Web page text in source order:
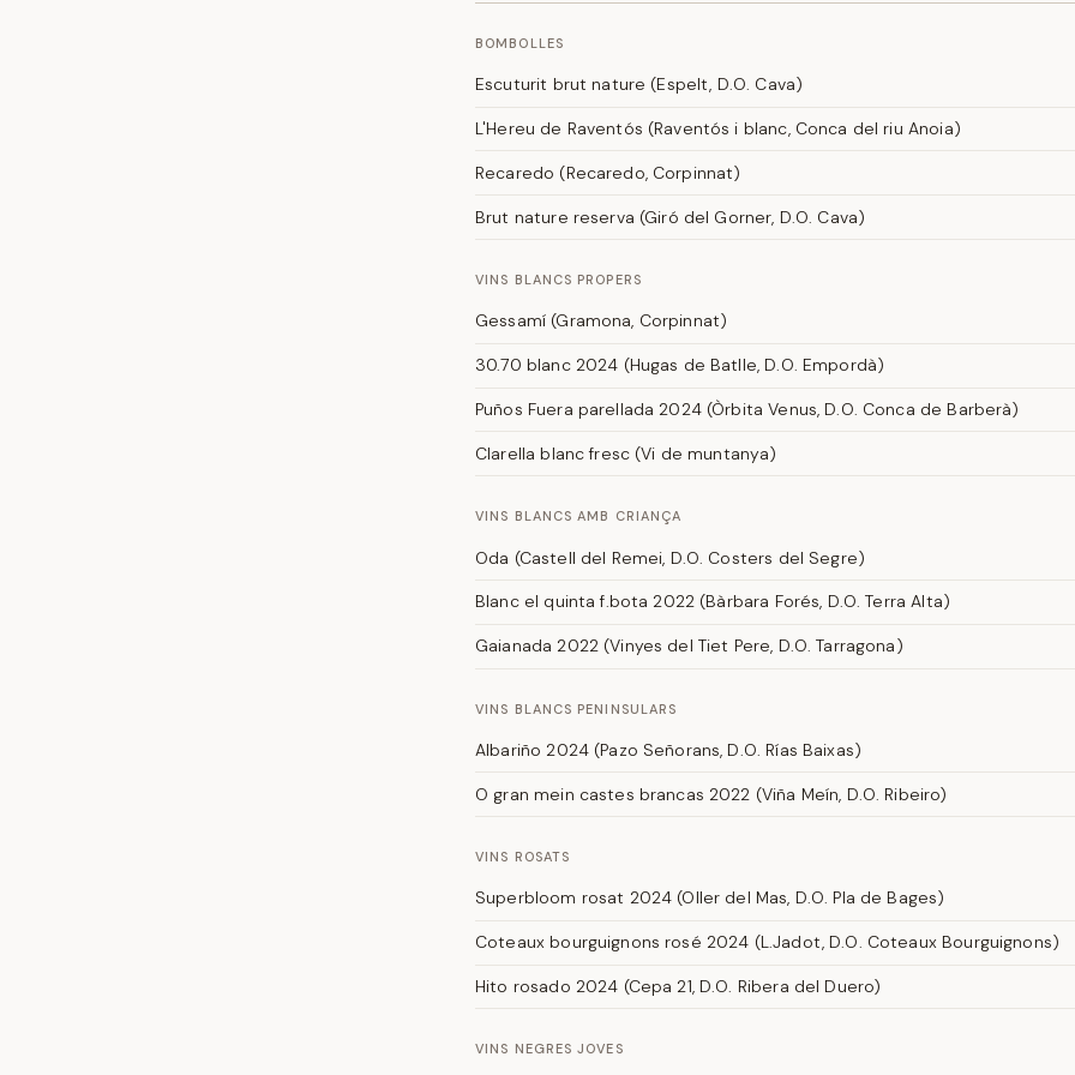
BOMBOLLES
Escuturit brut nature (Espelt, D.O. Cava)
L'Hereu de Raventós (Raventós i blanc, Conca del riu Anoia)
Recaredo (Recaredo, Corpinnat)
Brut nature reserva (Giró del Gorner, D.O. Cava)
VINS BLANCS PROPERS
Gessamí (Gramona, Corpinnat)
30.70 blanc 2024 (Hugas de Batlle, D.O. Empordà)
Puños Fuera parellada 2024 (Òrbita Venus, D.O. Conca de Barberà)
Clarella blanc fresc (Vi de muntanya)
VINS BLANCS AMB CRIANÇA
Oda (Castell del Remei, D.O. Costers del Segre)
Blanc el quinta f.bota 2022 (Bàrbara Forés, D.O. Terra Alta)
Gaianada 2022 (Vinyes del Tiet Pere, D.O. Tarragona)
VINS BLANCS PENINSULARS
Albariño 2024 (Pazo Señorans, D.O. Rías Baixas)
O gran mein castes brancas 2022 (Viña Meín, D.O. Ribeiro)
VINS ROSATS
Superbloom rosat 2024 (Oller del Mas, D.O. Pla de Bages)
Coteaux bourguignons rosé 2024 (L.Jadot, D.O. Coteaux Bourguignons)
Hito rosado 2024 (Cepa 21, D.O. Ribera del Duero)
VINS NEGRES JOVES